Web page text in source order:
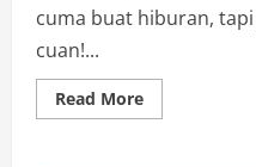
cuma buat hiburan,
cuan!...
Read MoreRead
more